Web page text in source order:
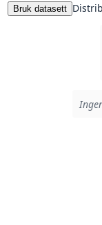
Bruk datasett